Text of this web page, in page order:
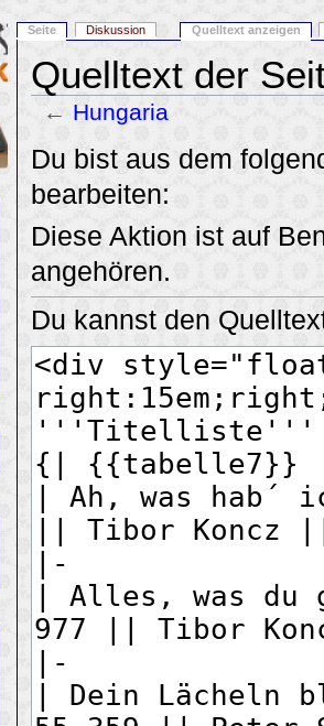
Quelltext der
← Hungaria
Wechseln zu: Navigation Suche
Du bist aus dem
bearbeiten:
Diese Aktion ist auf
angehören.
Du kannst den
Seite Diskussion Quelltext anzeigen